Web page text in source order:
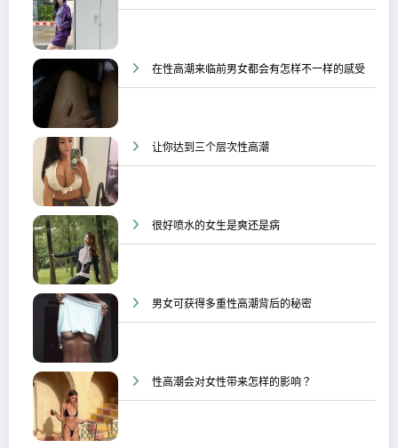
在性高潮来临前男女都会有怎样不一样的感受
让你达到三个层次性高潮
很好喷水的女生是爽还是病
男女可获得多重性高潮背后的秘密
性高潮会对女性带来怎样的影响？